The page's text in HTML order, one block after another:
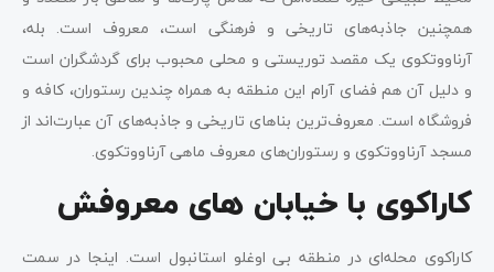
همچنین جاذبه‌های تاریخی و فرهنگی است، معروف است. بله،
آرناووتکوی یک مقصد توریستی و محلی محبوب برای گردشگران است
و دلیل آن هم فضای آرام این منطقه به همراه چندین رستوران، کافه و
فروشگاه است. معروف‌ترین بناهای تاریخی و جاذبه‌های آن عبارت‌اند از
مسجد آرناووتکوی و رستوران‌های معروف ماهی آرناووتکوی.
کاراکوی با خیابان های معروفش
کاراکوی محله‌ای در منطقه بی اوغلو استانبول است. اینجا در سمت